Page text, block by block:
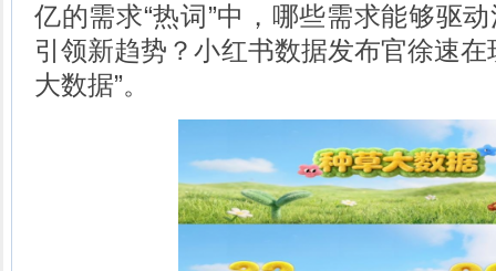
亿的需求“热词”中，哪些需求能够驱
引领新趋势？小红书数据发布官徐速
大数据”。